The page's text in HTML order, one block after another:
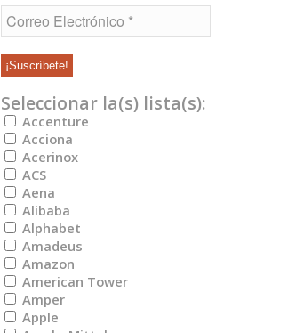
Seleccionar la(s) lista(s):
Accenture
Acciona
Acerinox
ACS
Aena
Alibaba
Alphabet
Amadeus
Amazon
American Tower
Amper
Apple